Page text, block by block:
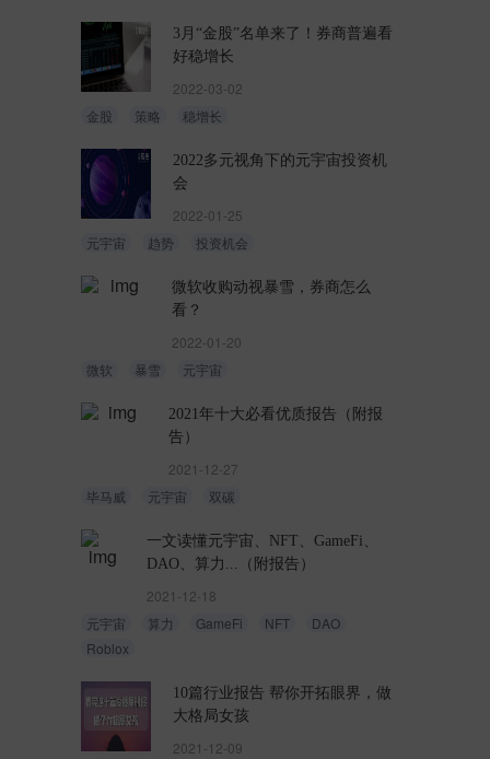
3月“金股”名单来了！券商普遍看
好稳增长
2022-03-02
金股
策略 稳增长
2022多元视角下的元宇宙投资机
会
2022-01-25
元宇宙
趋势 投资机会
微软收购动视暴雪，券商怎么
看？
2022-01-20
微软
暴雪 元宇宙
2021年十大必看优质报告（附报
告）
2021-12-27
毕马威
元宇宙 双碳
一文读懂元宇宙、NFT、GameFi、
DAO、算力...（附报告）
2021-12-18
元宇宙
算力 GameFi NFT
DAO
Roblox
10篇行业报告 帮你开拓眼界，做
大格局女孩
2021-12-09